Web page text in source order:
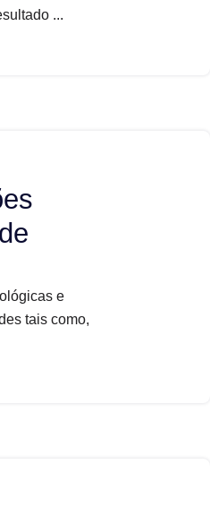
...
e
tais como,